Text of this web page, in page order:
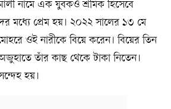
নামে এক যুবকও শ্রমিক হিসেবে
মধ্যে প্রেম হয়। ২০২২ সালের ১৩ মে
ওই নারীকে বিয়ে করেন। বিয়ের তিন
তাঁর কাছ থেকে টাকা নিতেন।
হয়।